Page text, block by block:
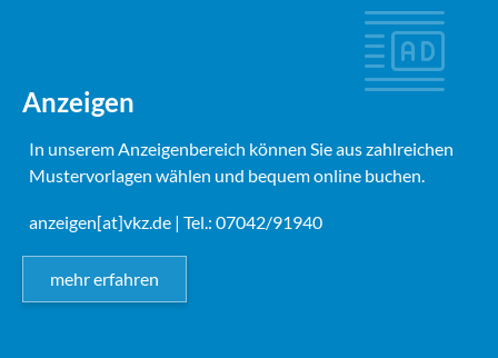
Anzeigen
In unserem Anzeigenbereich können Sie aus zahlreichen
Mustervorlagen wählen und bequem online buchen.
anzeigen[at]vkz.de | Tel.: 07042/91940
mehr erfahren